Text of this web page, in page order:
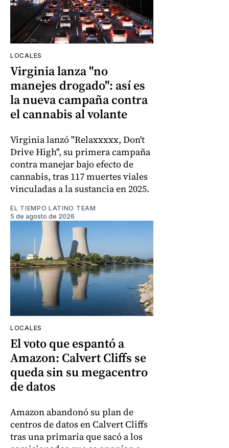
LOCALES
Virginia lanza "no
manejes drogado": así es
la nueva campaña contra
el cannabis al volante
Virginia lanzó "Relaxxxxx, Don't
Drive High", su primera campaña
contra manejar bajo efecto de
cannabis, tras 117 muertes viales
vinculadas a la sustancia en 2025.
EL TIEMPO LATINO TEAM
5 de agosto de 2026
LOCALES
El voto que espantó a
Amazon: Calvert Cliffs se
queda sin su megacentro
de datos
Amazon abandonó su plan de
centros de datos en Calvert Cliffs
tras una primaria que sacó a los